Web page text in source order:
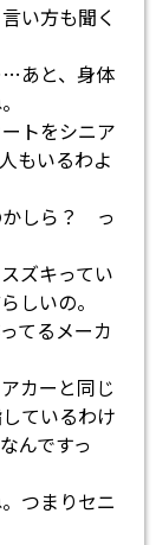
い方も聞く
あと、身体
トをシニア
もいるわよ
かしら？ っ
ズキってい
しいの。
てるメーカ
カーと同じ
ているわけ
んですっ
つまりセニ